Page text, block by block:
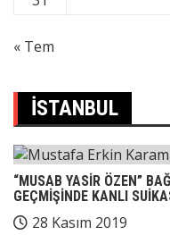
« Tem
İSTANBUL
“MUSAB YASİR ÖZEN”
GEÇMİŞİNDE KANLI
28 Kasım 2019